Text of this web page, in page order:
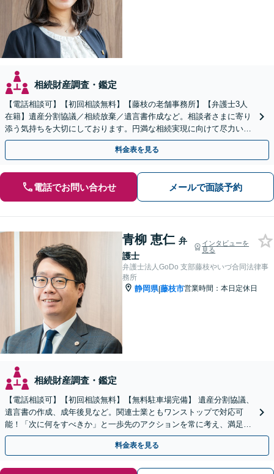
相続財産調査・鑑定
【電話相談可】【初回相談無料】【藤枝の老舗事務所】【弁護士3人
在籍】遺産分割協議／相続放棄／遺言書作成など。相談者さまに寄り
添う気持ちを大切にしております。円満な相続実現に向けて尽力いた
します【藤枝市】【夜間・休日応相談】
料金表を見る
電話でお問い合わせ メールで面談予約
青柳 恵仁 弁
護士
インタビューを
見る
弁護士法人GoDo 支部藤枝やいづ合同法律事
務所
静岡県|藤枝市営業時間：本日定休日
相続財産調査・鑑定
【電話相談可】【初回相談無料】【無料駐車場完備】 遺産分割協議、
遺言書の作成、成年後見など。関連士業ともワンストップで対応可
能！「次に何をすべきか」と一歩先のアクションを常に考え、満足度
の高い解決を目指します
料金表を見る